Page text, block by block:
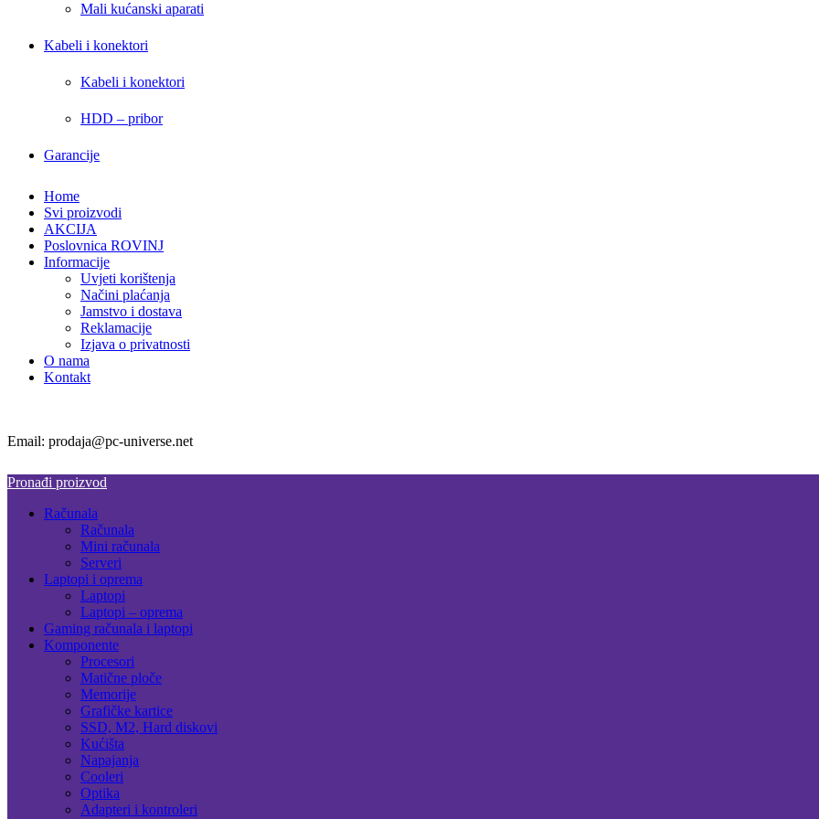
Mali kućanski aparati
Kabeli i konektori
Kabeli i konektori
HDD – pribor
Garancije
Home
Svi proizvodi
AKCIJA
Poslovnica ROVINJ
Informacije
Uvjeti korištenja
Načini plaćanja
Jamstvo i dostava
Reklamacije
Izjava o privatnosti
O nama
Kontakt
Email: prodaja@pc-universe.net
Pronađi proizvod
Računala
Računala
Mini računala
Serveri
Laptopi i oprema
Laptopi
Laptopi – oprema
Gaming računala i laptopi
Komponente
Procesori
Matične ploče
Memorije
Grafičke kartice
SSD, M2, Hard diskovi
Kućišta
Napajanja
Cooleri
Optika
Adapteri i kontroleri